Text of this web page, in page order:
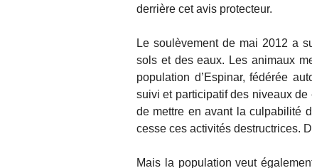
derrière cet avis protecteur.
Le soulèvement de mai 2012 a
sols et des eaux. Les animaux
population d’Espinar, fédérée
suivi et participatif des niveaux
de mettre en avant la culpabilité
cesse ces activités destructrices.
Mais la population veut